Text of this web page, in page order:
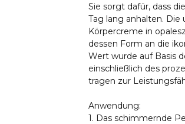
Sie sorgt dafür, dass
Tag lang anhalten. Die
Körpercreme in
dessen Form an die
Wert wurde auf Basis
einschließlich des
tragen zur
Anwendung:
1. Das schimmernde